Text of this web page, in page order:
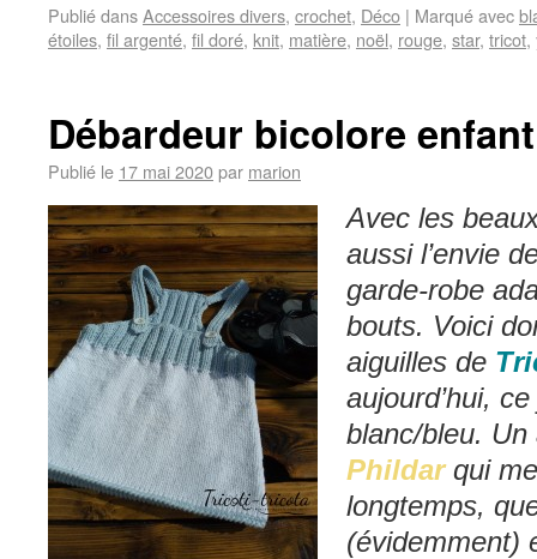
Publié dansAccessoires divers, crochet, Déco | Marqué avec
étoiles, fil argenté, fil doré, knit, matière, noël, rouge, star, tricot,
Débardeur bicolore enfant
Publié le 17 mai 2020par marion
Avec les
aussi l’envie
garde-robe
bouts. Voici
aiguilles de
aujourd’hui,
blanc/bleu.
Phildarqui
longtemps,
(évidemment)